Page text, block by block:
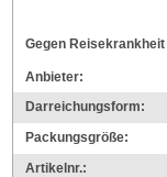
Gegen Reisekrankheit
Anbieter:
Darreichungsform:
Packungsgröße:
Artikelnr.: